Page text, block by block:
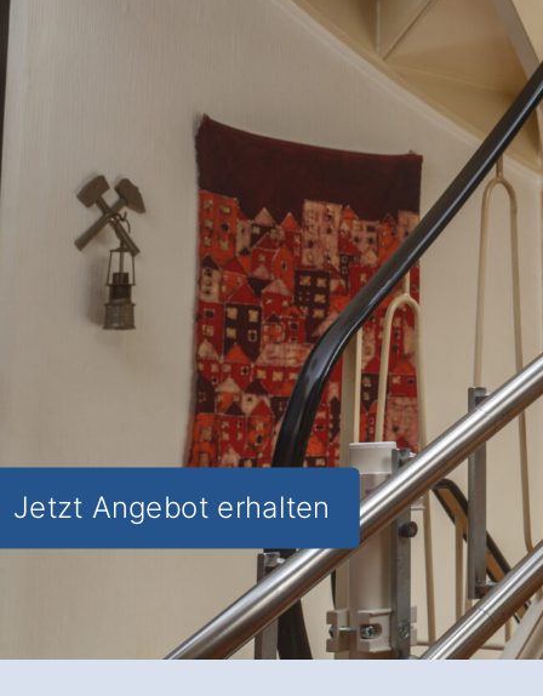
Der Treppenlift in Obersontheim
: Erhalten Sie Ihre Mobilität
steigern Sie die Lebensqualitätin
Ihren vier Wänden.
✅ Unverbindlich & Kostenfrei
Individuelle Beratungdurch
Treppenliftexperten
✅ Sicherheit und Komfort auf jeder
✅ Inkl. Treppenlift-Förderungscheck
Jetzt Angebot erhalten